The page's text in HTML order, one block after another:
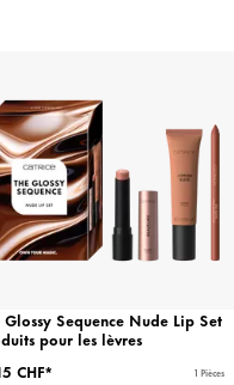
Glossy Sequence Nude Lip Set
pour les lèvres
CHF*
1 Pièces